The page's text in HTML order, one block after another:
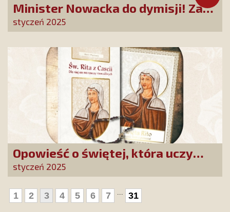
Minister Nowacka do dymisji! Za
słowa o „polskich nazistach” trzeba
ponieść konsekwencję
styczeń 2025
Opowieść o świętej, która uczy
szczerego oddania się Bogu.
Duchowe wzmocnienie i światło
nadziei w XXI wieku
styczeń 2025
1 2 3 4 5 6 7 31